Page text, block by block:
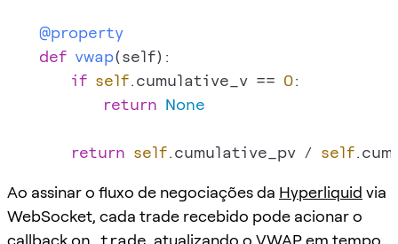
    @property
def vwap(self):
if self.cumulative_v == 0:
return None
return self.cumulative_pv / self
Ao assinar o fluxo de negociações da Hyperliquid via
WebSocket, cada trade recebido pode acionar o
callback on_trade, atualizando o VWAP em tempo